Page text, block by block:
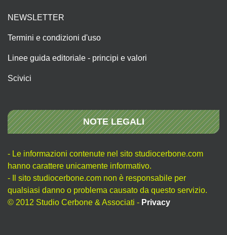
NEWSLETTER
Termini e condizioni d'uso
Linee guida editoriale - principi e valori
Scivici
NOTE LEGALI
- Le informazioni contenute nel sito studiocerbone.com
hanno carattere unicamente informativo.
- Il sito studiocerbone.com non è responsabile per
qualsiasi danno o problema causato da questo servizio.
© 2012 Studio Cerbone & Associati - Privacy